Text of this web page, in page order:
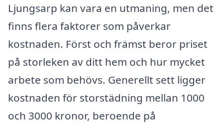
Ljungsarp kan vara en utmaning, men det
finns flera faktorer som påverkar
kostnaden. Först och främst beror priset
på storleken av ditt hem och hur mycket
arbete som behövs. Generellt sett ligger
kostnaden för storstädning mellan 1000
och 3000 kronor, beroende på